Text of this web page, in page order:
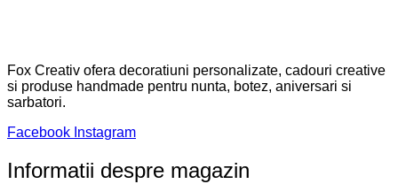
Fox Creativ ofera decoratiuni personalizate, cadouri creative
si produse handmade pentru nunta, botez, aniversari si
sarbatori.
Facebook Instagram
Informatii despre magazin